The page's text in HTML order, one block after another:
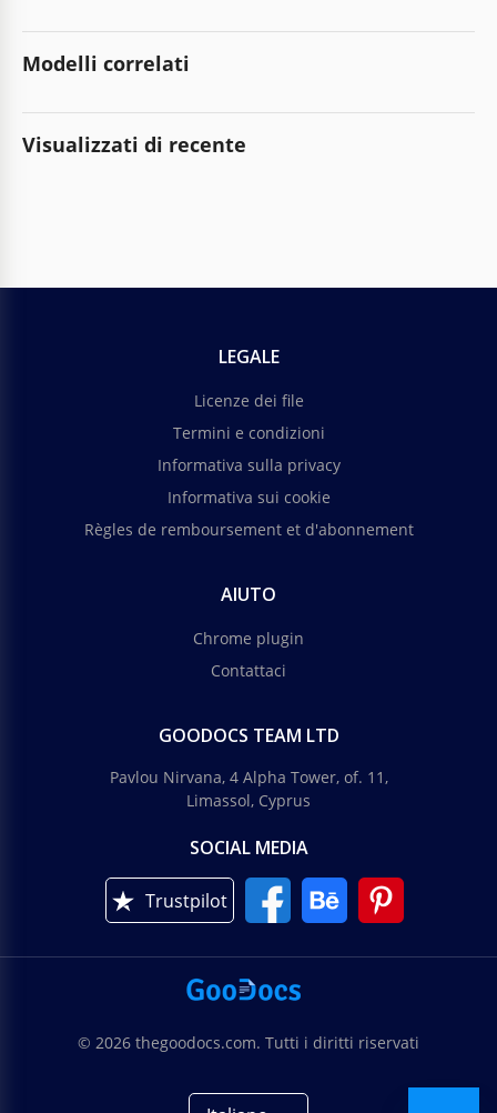
Modelli correlati
Visualizzati di recente
LEGALE
Licenze dei file
Termini e condizioni
Informativa sulla privacy
Informativa sui cookie
Règles de remboursement et d'abonnement
AIUTO
Chrome plugin
Contattaci
GOODOCS TEAM LTD
Pavlou Nirvana, 4 Alpha Tower, of. 11,
Limassol, Cyprus
SOCIAL MEDIA
Trustpilot
© 2026 thegoodocs.com. Tutti i diritti riservati